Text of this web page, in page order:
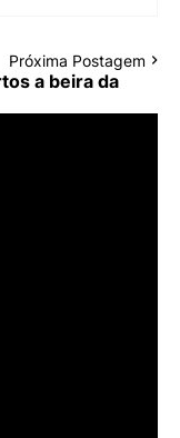
Próxima Postagem
a beira da